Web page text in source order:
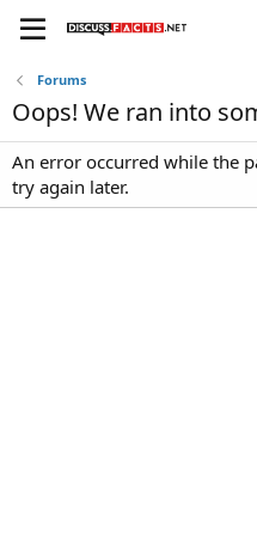
Forums
Oops! We ran into
An error occurred while the
try again later.